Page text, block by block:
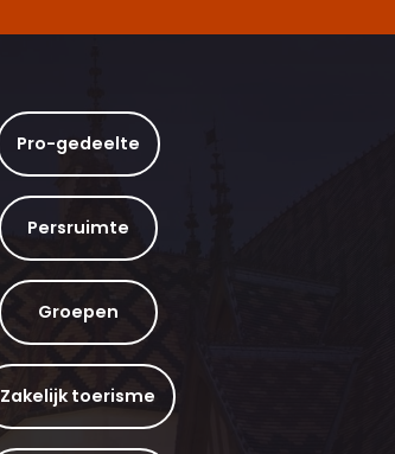
Pro-gedeelte
Persruimte
Groepen
Zakelijk toerisme